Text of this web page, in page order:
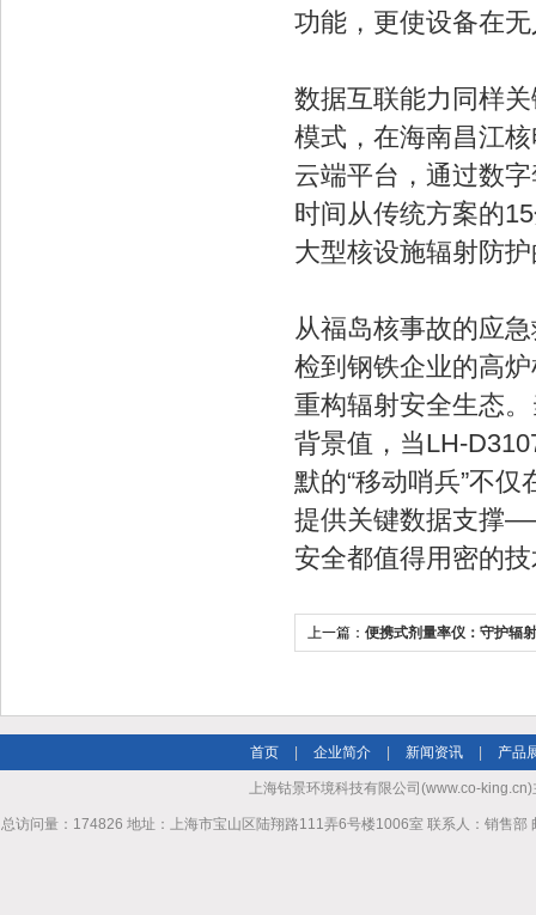
功能，更使设备在
数据互联能力同样
模式，在海南昌江
云端平台，通过数
时间从传统方案的
大型核设施辐射防
从福岛核事故的应
检到钢铁企业的高
重构辐射安全生态
背景值，当LH-
默的“移动哨兵”不
提供关键数据支撑
安全都值得用密的
上一篇： 便携式剂量率仪：守护辐
首页 企业简介 新闻资讯 产品
上海钴景环境科技有限公司(www.co-king.cn)
总访问量：174826 地址：上海市宝山区陆翔路111弄6号楼1006室 联系人：销售